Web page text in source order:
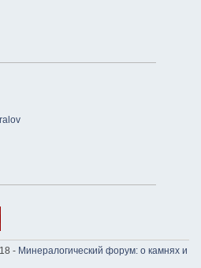
- Минералогический форум: о камнях и